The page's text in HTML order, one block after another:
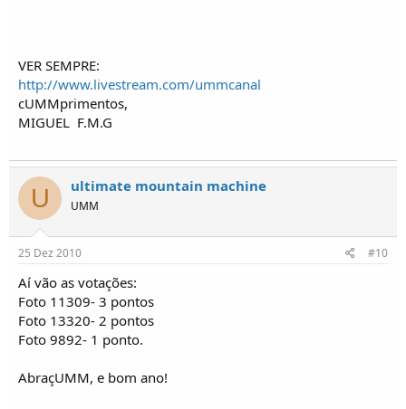
VER SEMPRE:
http://www.livestream.com/ummcanal
cUMMprimentos,
MIGUEL F.M.G
U ultimate mountain machine
UMM
25 Dez 2010 #10
Aí vão as votações:
Foto 11309- 3 pontos
Foto 13320- 2 pontos
Foto 9892- 1 ponto.
AbraçUMM, e bom ano!